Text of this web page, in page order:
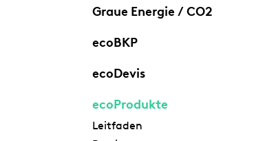
Graue Energie / CO2
ecoBKP
ecoDevis
ecoProdukte
Leitfaden